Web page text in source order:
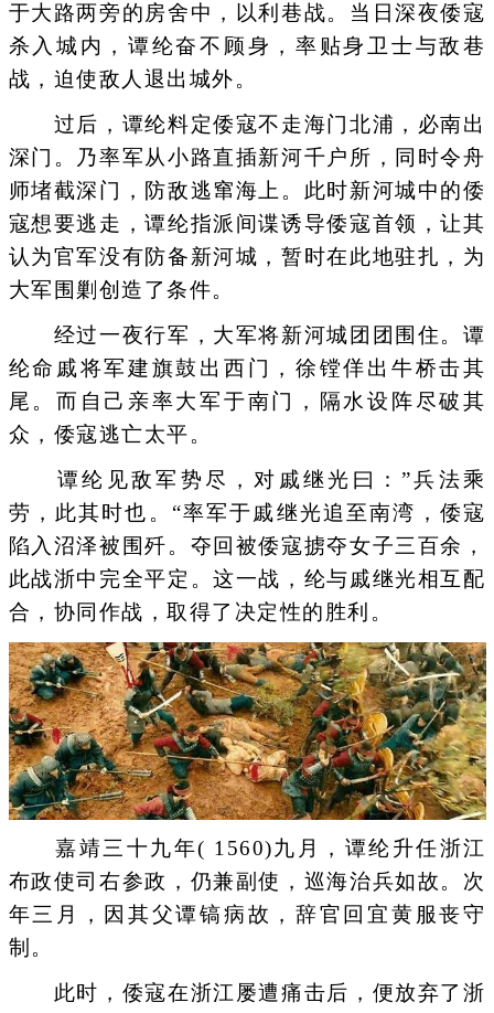
于大路两旁的房舍中，以利巷战。当日深夜倭寇
杀入城内，谭纶奋不顾身，率贴身卫士与敌巷
战，迫使敌人退出城外。
过后，谭纶料定倭寇不走海门北浦，必南出
深门。乃率军从小路直插新河千户所，同时令舟
师堵截深门，防敌逃窜海上。此时新河城中的倭
寇想要逃走，谭纶指派间谍诱导倭寇首领，让其
认为官军没有防备新河城，暂时在此地驻扎，为
大军围剿创造了条件。
经过一夜行军，大军将新河城团团围住。谭
纶命戚将军建旗鼓出西门，徐镗佯出牛桥击其
尾。而自己亲率大军于南门，隔水设阵尽破其
众，倭寇逃亡太平。
谭纶见敌军势尽，对戚继光曰：”兵法乘
劳，此其时也。“率军于戚继光追至南湾，倭寇
陷入沼泽被围歼。夺回被倭寇掳夺女子三百余，
此战浙中完全平定。这一战，纶与戚继光相互配
合，协同作战，取得了决定性的胜利。
嘉靖三十九年( 1560)九月，谭纶升任浙江
布政使司右参政，仍兼副使，巡海治兵如故。次
年三月，因其父谭镐病故，辞官回宜黄服丧守
制。
此时，倭寇在浙江屡遭痛击后，便放弃了浙